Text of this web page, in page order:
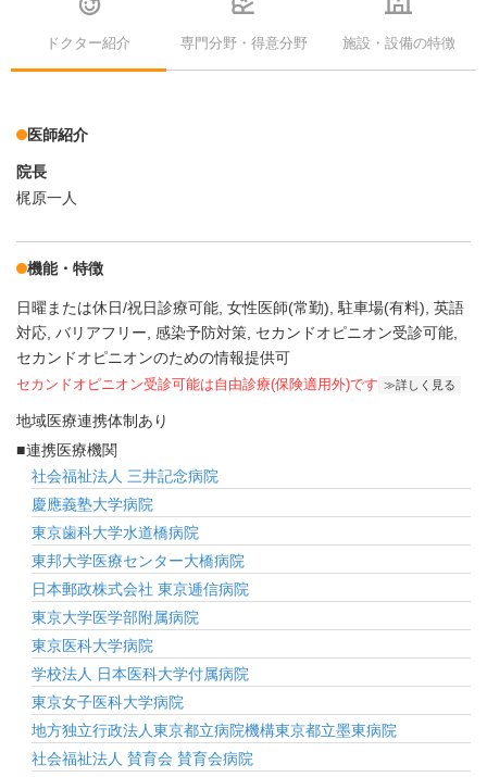
ドクター紹介 専門分野・得意分野 施設・設備の特徴
医師紹介
院長
梶原一人
機能・特徴
日曜または休日/祝日診療可能 女性医師(常勤) 駐車場(有料) 英語
対応 バリアフリー 感染予防対策 セカンドオピニオン受診可能
セカンドオピニオンのための情報提供可
セカンドオピニオン受診可能は自由診療(保険適用外)です 詳しく見る
地域医療連携体制あり
連携医療機関
社会福祉法人 三井記念病院
慶應義塾大学病院
東京歯科大学水道橋病院
東邦大学医療センター大橋病院
日本郵政株式会社 東京逓信病院
東京大学医学部附属病院
東京医科大学病院
学校法人 日本医科大学付属病院
東京女子医科大学病院
地方独立行政法人東京都立病院機構東京都立墨東病院
社会福祉法人 賛育会 賛育会病院